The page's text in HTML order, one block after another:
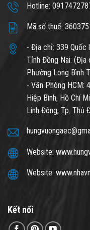
Hotline:
Mã số thuế:
- Địa chỉ: 339 Quốc
Tỉnh Đồng Nai. (Địa
Phường Long Bình
- Văn Phòng HCM:
Hiệp Bình, Hồ Chí
Linh Đông, Tp. Thủ
Website:
Website:
Kết nối